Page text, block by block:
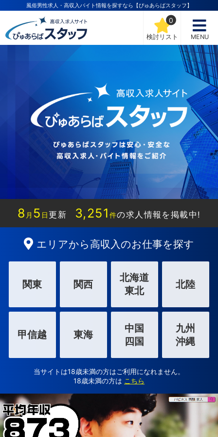
風俗男性求人・高収入バイト情報を探すなら【ぴゅあらばスタッフ】
検討リスト
0
MENU
8 月 5 日更新 3,251 件の求人情報を掲載中!
エリアから高収入のお仕事を探す
関東 関西
北海道
東北
北陸
甲信越 東海
中国
四国
九州
沖縄
当サイトは18歳未満の方はご利用になれません。
18歳未満の方は こちら